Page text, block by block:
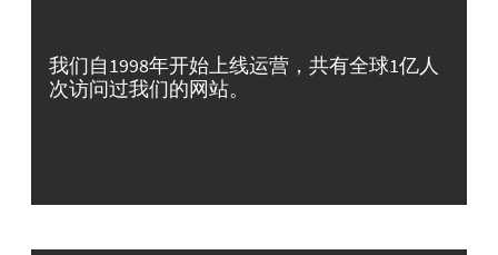
我们自1998年开始上线运营，共有全球1亿人
次访问过我们的网站。